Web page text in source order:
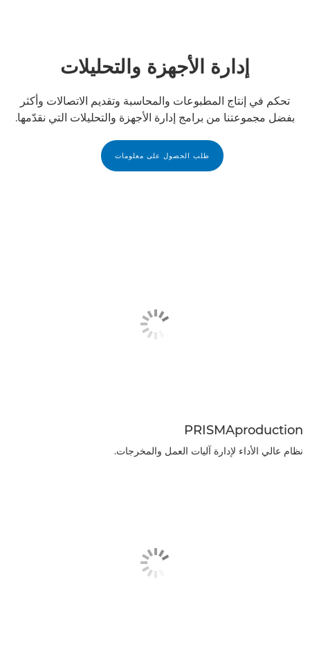
إدارة الأجهزة والتحليلات
تحكم في إنتاج المطبوعات والمحاسبة وتقديم الاتصالات وأكثر
بفضل مجموعتنا من برامج إدارة الأجهزة والتحليلات التي نقدّمها.
طلب الحصول على معلومات
PRISMAproduction
نظام عالي الأداء لإدارة آليات العمل والمخرجات.